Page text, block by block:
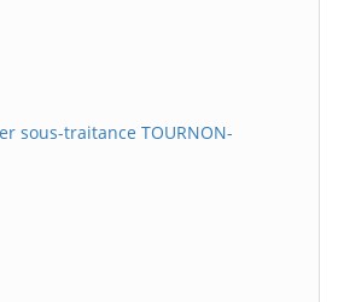
sous-traitance TOURNON-